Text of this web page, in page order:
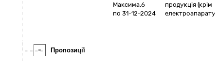
Максима,6
по 31-12-2024
продукція (крім
- Пропозиції